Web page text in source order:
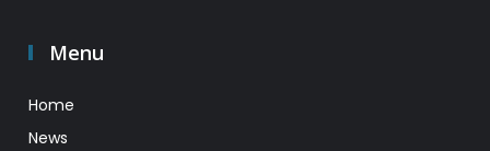
Menu
Home
News